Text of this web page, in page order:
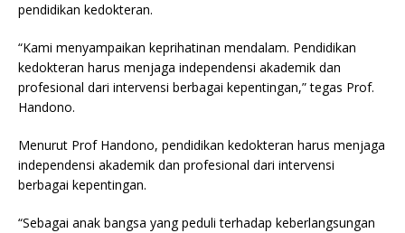
pendidikan kedokteran.
“Kami menyampaikan keprihatinan mendalam. Pendidikan
kedokteran harus menjaga independensi akademik dan
profesional dari intervensi berbagai kepentingan,” tegas Prof.
Handono.
Menurut Prof Handono, pendidikan kedokteran harus menjaga
independensi akademik dan profesional dari intervensi
berbagai kepentingan.
“Sebagai anak bangsa yang peduli terhadap keberlangsungan